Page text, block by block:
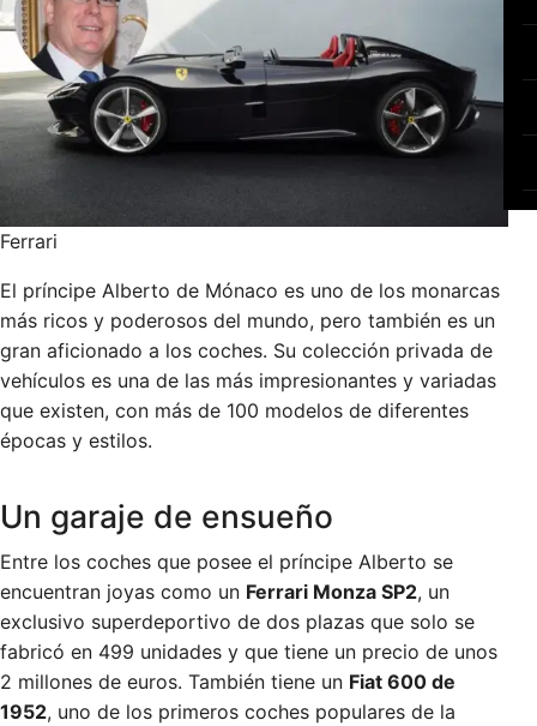
Ferrari
El príncipe Alberto de Mónaco es uno de los monarcas
más ricos y poderosos del mundo, pero también es un
gran aficionado a los coches. Su colección privada de
vehículos es una de las más impresionantes y variadas
que existen, con más de 100 modelos de diferentes
épocas y estilos.
Un garaje de ensueño
Entre los coches que posee el príncipe Alberto se
encuentran joyas como un Ferrari Monza SP2, un
exclusivo superdeportivo de dos plazas que solo se
fabricó en 499 unidades y que tiene un precio de unos
2 millones de euros. También tiene un Fiat 600 de
1952, uno de los primeros coches populares de la